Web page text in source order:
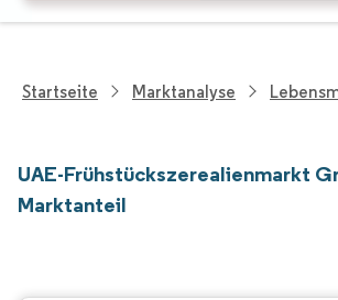
Startseite Marktanalyse
UAE-Frühstückszerealienmarkt
Marktanteil